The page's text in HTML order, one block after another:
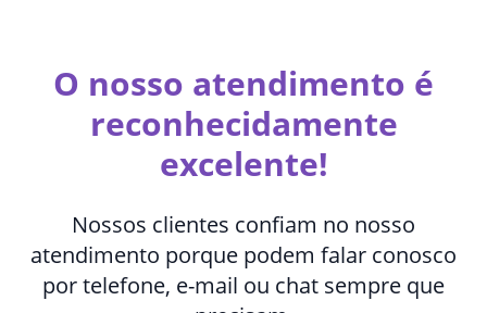
O nosso atendimento é
reconhecidamente
excelente!
Nossos clientes confiam no nosso
atendimento porque podem falar conosco
por telefone, e-mail ou chat sempre que